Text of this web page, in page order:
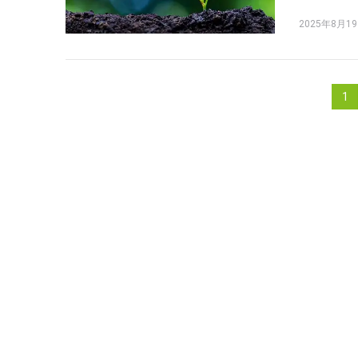
2025年8月19
1